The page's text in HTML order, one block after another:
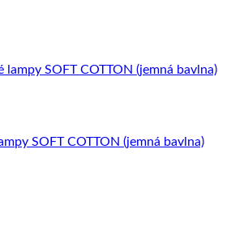
SOFT COTTON (jemná bavlna)